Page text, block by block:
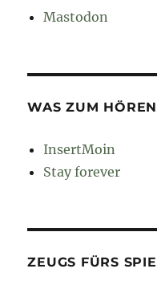
Mastodon
WAS ZUM HÖREN
InsertMoin
Stay forever
ZEUGS FÜRS